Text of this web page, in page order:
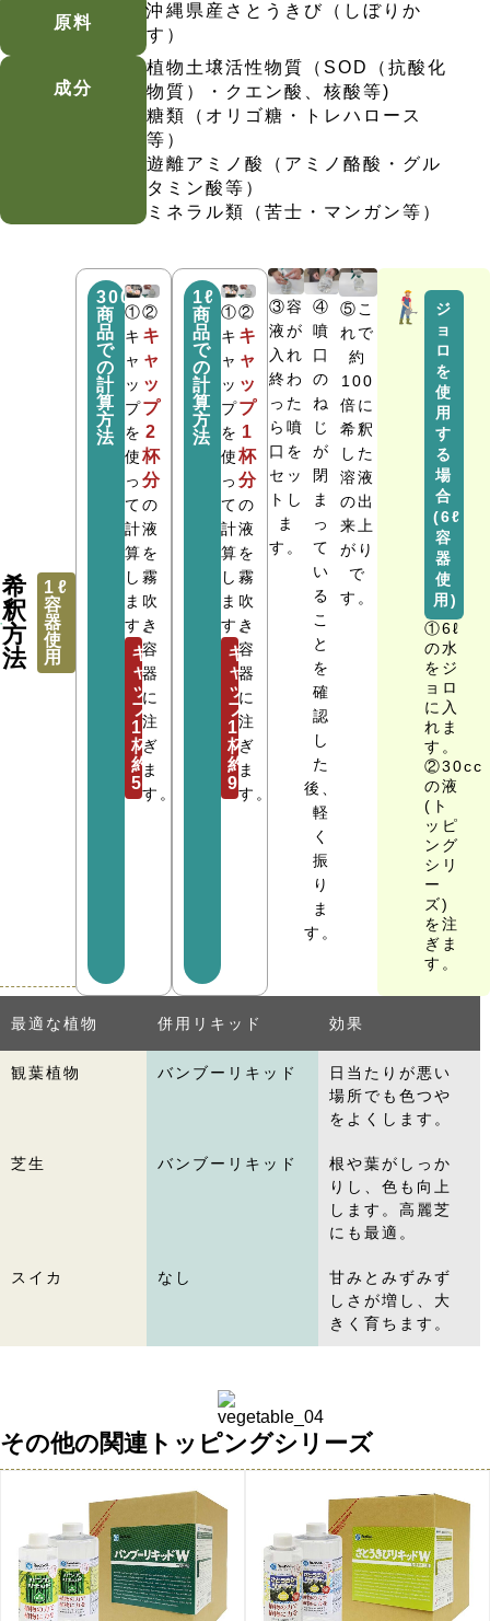
原料
沖縄県産さとうきび（しぼりか
す）
成分
植物土壌活性物質（SOD（抗酸化
物質）・クエン酸、核酸等)
糖類（オリゴ糖・トレハロース
等）
遊離アミノ酸（アミノ酪酸・グル
タミン酸等）
ミネラル類（苦士・マンガン等）
希
釈
方
法
1ℓ
容
器
使
用
300ml
商
品
で
の
計
算
方
法
①
キ
ャ
ッ
プ
を
使
っ
て
計
算
し
ま
す。
キ
ャ
ッ
プ
1
杯
約
5cc
②
キ
ャ
ッ
プ
2
杯
分
の
液
を
霧
吹
き
容
器
に
注
ぎ
ま
す。
1ℓ
商
品
で
の
計
算
方
法
①
キ
ャ
ッ
プ
を
使
っ
て
計
算
し
ま
す。
キ
ャ
ッ
プ
1
杯
約
9cc
②
キ
ャ
ッ
プ
1
杯
分
の
液
を
霧
吹
き
容
器
に
注
ぎ
ま
す。
③容
液が
入れ
終わ
った
ら噴
口を
セッ
トし
ま
す。
④
噴
口
の
ね
じ
が
閉
ま
っ
て
い
る
こ
と
を
確
認
し
た
後、
軽
く
振
り
ま
す。
⑤こ
れで
約
100
倍に
希釈
した
溶液
の出
来上
がり
で
す。
ジ
ョ
ロ
を
使
用
す
る
場
合
(6ℓ
容
器
使
用)
①6ℓ
の水
をジ
ョロ
に入
れま
す。
②30cc
の液
(ト
ッピ
ング
シリ
ー
ズ)
を注
ぎま
す。
最適な植物 併用リキッド 効果
観葉植物 バンブーリキッド
日当たりが悪い
場所でも色つや
をよくします。
芝生 バンブーリキッド
根や葉がしっか
りし、色も向上
します。高麗芝
にも最適。
スイカ なし
甘みとみずみず
しさが増し、大
きく育ちます。
その他の関連トッピングシリーズ